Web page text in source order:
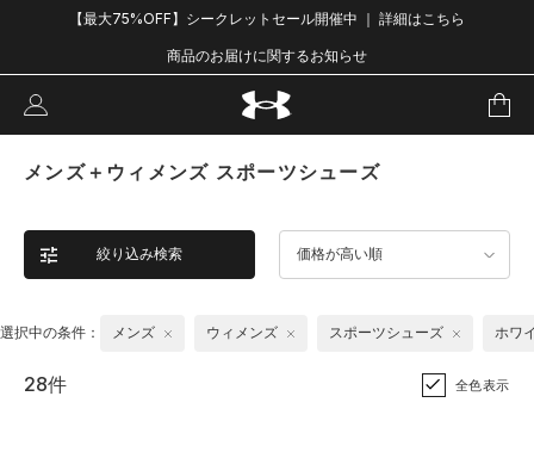
【最大75%OFF】シークレットセール開催中 ｜ 詳細はこちら
商品のお届けに関するお知らせ
メンズ＋ウィメンズ スポーツシューズ
絞り込み検索 価格が高い順
選択中の条件： メンズ ウィメンズ スポーツシューズ ホワ
28件 全色表示